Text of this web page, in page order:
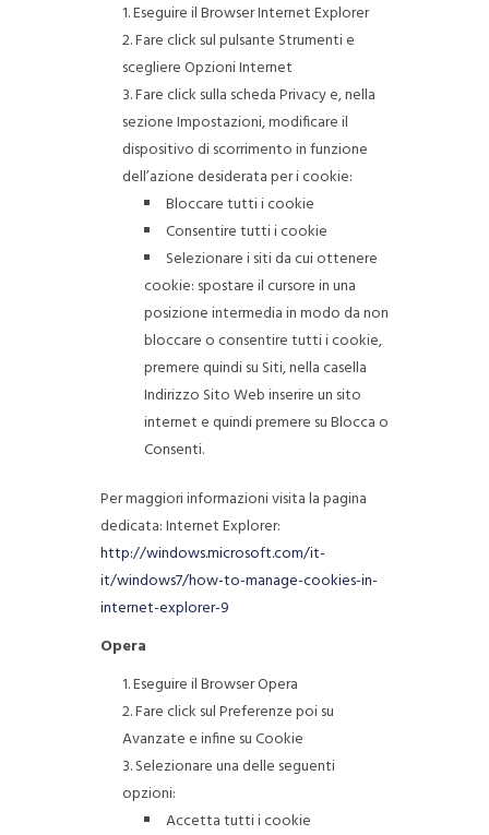
Eseguire il Browser Internet Explorer
Fare click sul pulsante Strumenti e
scegliere Opzioni Internet
Fare click sulla scheda Privacy e, nella
sezione Impostazioni, modificare il
dispositivo di scorrimento in funzione
dell’azione desiderata per i cookie:
Bloccare tutti i cookie
Consentire tutti i cookie
Selezionare i siti da cui ottenere
cookie: spostare il cursore in una
posizione intermedia in modo da non
bloccare o consentire tutti i cookie,
premere quindi su Siti, nella casella
Indirizzo Sito Web inserire un sito
internet e quindi premere su Blocca o
Consenti.
Per maggiori informazioni visita la pagina
dedicata: Internet Explorer:
http://windows.microsoft.com/it-
it/windows7/how-to-manage-cookies-in-
internet-explorer-9
Opera
Eseguire il Browser Opera
Fare click sul Preferenze poi su
Avanzate e infine su Cookie
Selezionare una delle seguenti
opzioni:
Accetta tutti i cookie